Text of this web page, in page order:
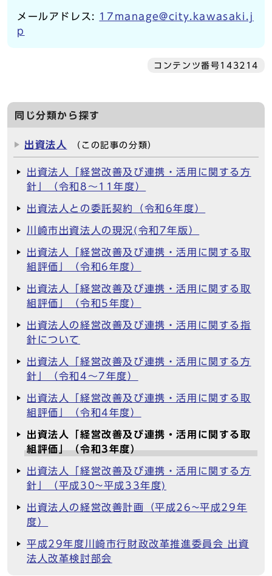
メールアドレス: 17manage@city.kawasaki.j
p
コンテンツ番号143214
同じ分類から探す
出資法人 （この記事の分類）
出資法人「経営改善及び連携・活用に関する方
針」（令和8～11年度）
出資法人との委託契約（令和6年度）
川崎市出資法人の現況(令和7年版）
出資法人「経営改善及び連携・活用に関する取
組評価」（令和6年度）
出資法人「経営改善及び連携・活用に関する取
組評価」（令和5年度）
出資法人の経営改善及び連携・活用に関する指
針について
出資法人「経営改善及び連携・活用に関する方
針」（令和4～7年度）
出資法人「経営改善及び連携・活用に関する取
組評価」（令和4年度）
出資法人「経営改善及び連携・活用に関する取
組評価」（令和3年度）
出資法人「経営改善及び連携・活用に関する方
針」（平成30~平成33年度)
出資法人の経営改善計画（平成26~平成29年
度）
平成29年度川崎市行財政改革推進委員会 出資
法人改革検討部会